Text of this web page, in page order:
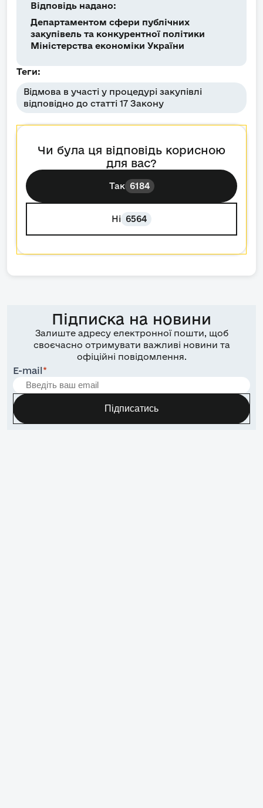
Відповідь надано:
Департаментом сфери публічних
закупівель та конкурентної політики
Міністерства економіки України
Теги:
Відмова в участі у процедурі закупівлі
відповідно до статті 17 Закону
Чи була ця відповідь корисною
для вас?
Так 6184
Ні 6564
Підписка на новини
Залиште адресу електронної пошти, щоб
своєчасно отримувати важливі новини та
офіційні повідомлення.
E-mail*
Підписатись